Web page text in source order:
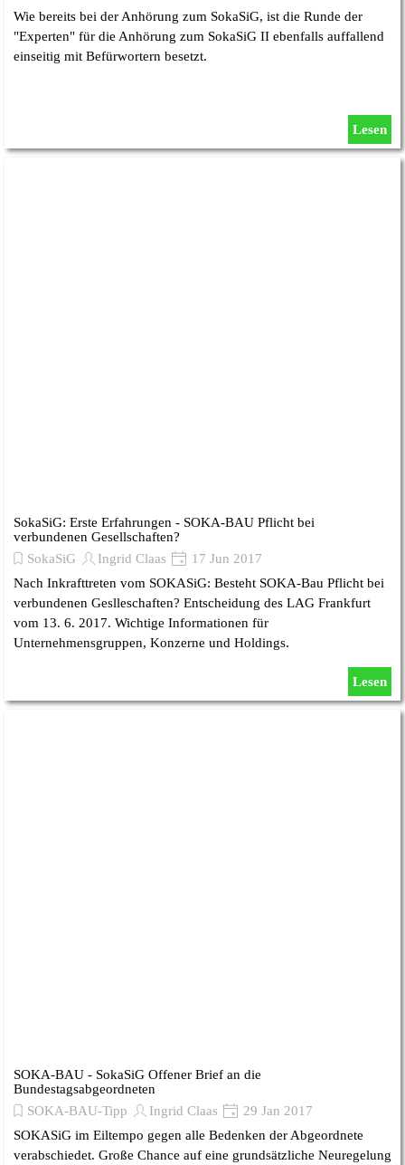
Wie bereits bei der Anhörung zum SokaSiG, ist die Runde der
"Experten" für die Anhörung zum SokaSiG II ebenfalls auffallend
einseitig mit Befürwortern besetzt.
Lesen
SokaSiG: Erste Erfahrungen - SOKA-BAU Pflicht bei
verbundenen Gesellschaften?
SokaSiG
Ingrid Claas
17 Jun 2017
Nach Inkrafttreten vom SOKASiG: Besteht SOKA-Bau Pflicht bei
verbundenen Geslleschaften? Entscheidung des LAG Frankfurt
vom 13. 6. 2017. Wichtige Informationen für
Unternehmensgruppen, Konzerne und Holdings.
Lesen
SOKA-BAU - SokaSiG Offener Brief an die
Bundestagsabgeordneten
SOKA-BAU-Tipp
Ingrid Claas
29 Jan 2017
SOKASiG im Eiltempo gegen alle Bedenken der Abgeordnete
verabschiedet. Große Chance auf eine grundsätzliche Neuregelung